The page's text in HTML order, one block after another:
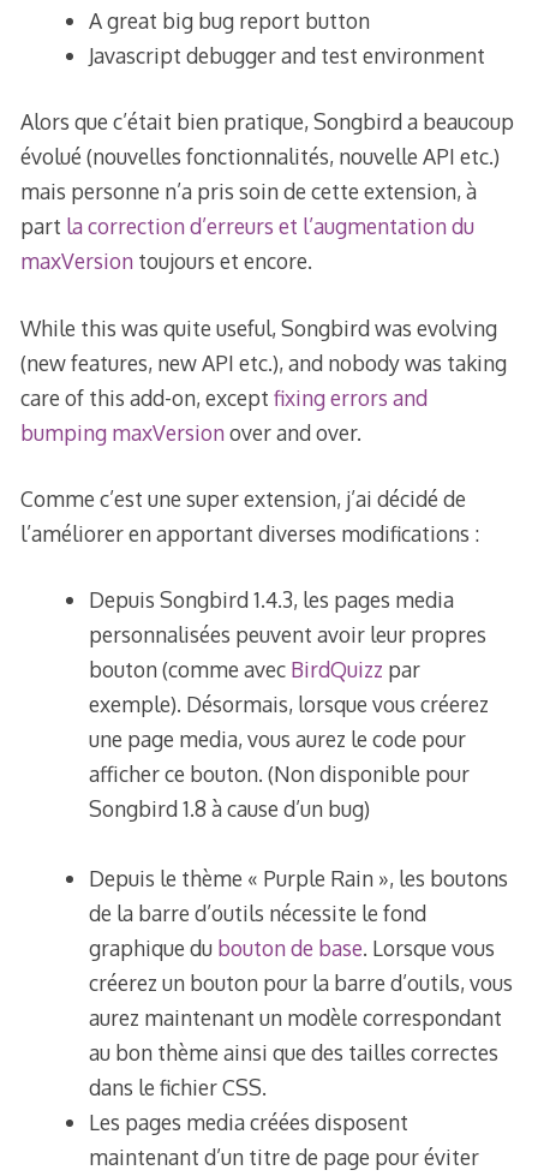
A great big bug report button
Javascript debugger and test environment
Alors que c’était bien pratique, Songbird a beaucoup
évolué (nouvelles fonctionnalités, nouvelle API etc.)
mais personne n’a pris soin de cette extension, à
part la correction d’erreurs et l’augmentation du
maxVersiontoujours et encore.
While this was quite useful, Songbird was evolving
(new features, new API etc.), and nobody was taking
care of this add-on, except fixing errors and
bumping maxVersionover and over.
Comme c’est une super extension, j’ai décidé de
l’améliorer en apportant diverses modifications :
Depuis Songbird 1.4.3, les pages media
personnalisées peuvent avoir leur propres
bouton (comme avec BirdQuizz par
exemple). Désormais, lorsque vous créerez
une page media, vous aurez le code pour
afficher ce bouton. (Non disponible pour
Songbird 1.8 à cause d’un bug)
Depuis le thème « Purple Rain », les boutons
de la barre d’outils nécessite le fond
graphique du bouton de base. Lorsque vous
créerez un bouton pour la barre d’outils, vous
aurez maintenant un modèle correspondant
au bon thème ainsi que des tailles correctes
dans le fichier CSS.
Les pages media créées disposent
maintenant d’un titre de page pour éviter